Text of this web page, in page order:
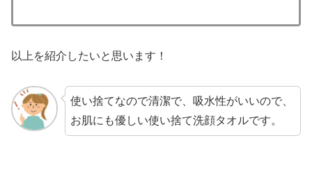
以上を紹介したいと思います！
使い捨てなので清潔で、吸水性がいいので、
お肌にも優しい使い捨て洗顔タオルです。